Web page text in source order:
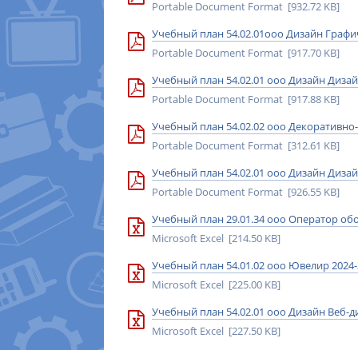
Portable Document Format [932.72 KB]
Учебный план 54.02.01ооо Дизайн
Portable Document Format [917.70 KB]
Учебный план 54.02.01 ооо Дизайн
Portable Document Format [917.88 KB]
Учебный план 54.02.02 ооо
Portable Document Format [312.61 KB]
Учебный план 54.02.01 ооо Дизайн
Portable Document Format [926.55 KB]
Учебный план 29.01.34 ооо Оператор
Microsoft Excel [214.50 KB]
Учебный план 54.01.02 ооо Ювелир 2024-
Microsoft Excel [225.00 KB]
Учебный план 54.02.01 ооо Дизайн Веб-
Microsoft Excel [227.50 KB]